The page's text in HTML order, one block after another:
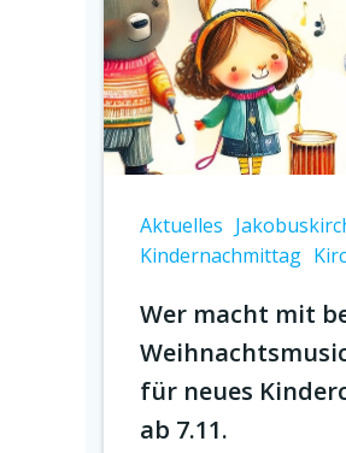
Aktuelles
Kindernachmittag
Wer macht mit
für neues
ab 7.11.